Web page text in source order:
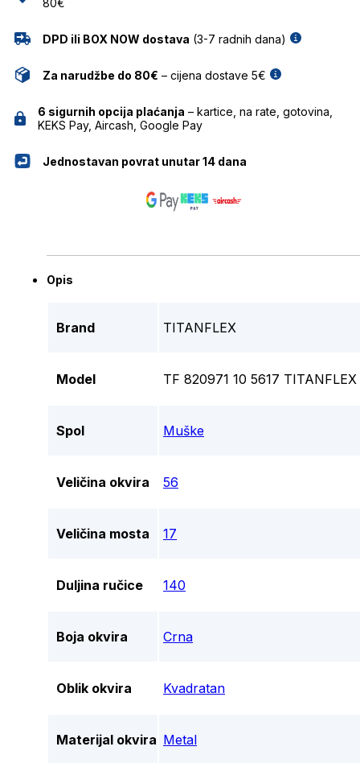
80€
DPD ili BOX NOW dostava (3-7 radnih dana)
Za narudžbe do 80€ – cijena dostave 5€
6 sigurnih opcija plaćanja – kartice, na rate, gotovina,
KEKS Pay, Aircash, Google Pay
Jednostavan povrat unutar 14 dana
Opis
Brand TITANFLEX
Model TF 820971 10 5617
Spol Muške
Veličina okvira 56
Veličina mosta 17
Duljina ručice 140
Boja okvira Crna
Oblik okvira Kvadratan
Materijal okvira Metal